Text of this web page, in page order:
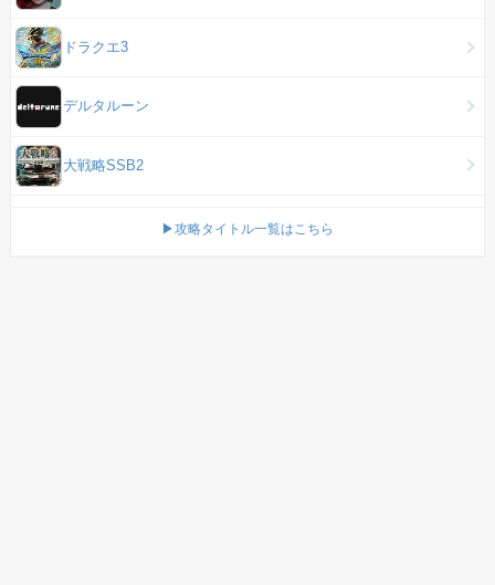
ドラクエ3
デルタルーン
大戦略SSB2
▶攻略タイトル一覧はこちら